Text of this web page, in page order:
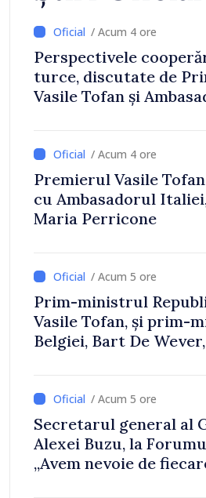
/ Acum 4 ore
Perspectivele
turce, discutate de
Vasile Tofan și
/ Acum 4 ore
Premierul Vasile
cu Ambasadorul
Maria Perricone
/ Acum 5 ore
Prim-ministrul
Vasile Tofan, și prim-
Belgiei, Bart De
/ Acum 5 ore
Secretarul general al
Alexei Buzu, la
„Avem nevoie de